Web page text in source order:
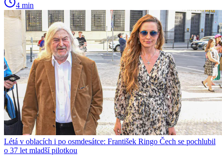
4 min
Létá v oblacích i po osmdesátce: František Ringo Čech se pochlubil
o 37 let mladší pilotkou